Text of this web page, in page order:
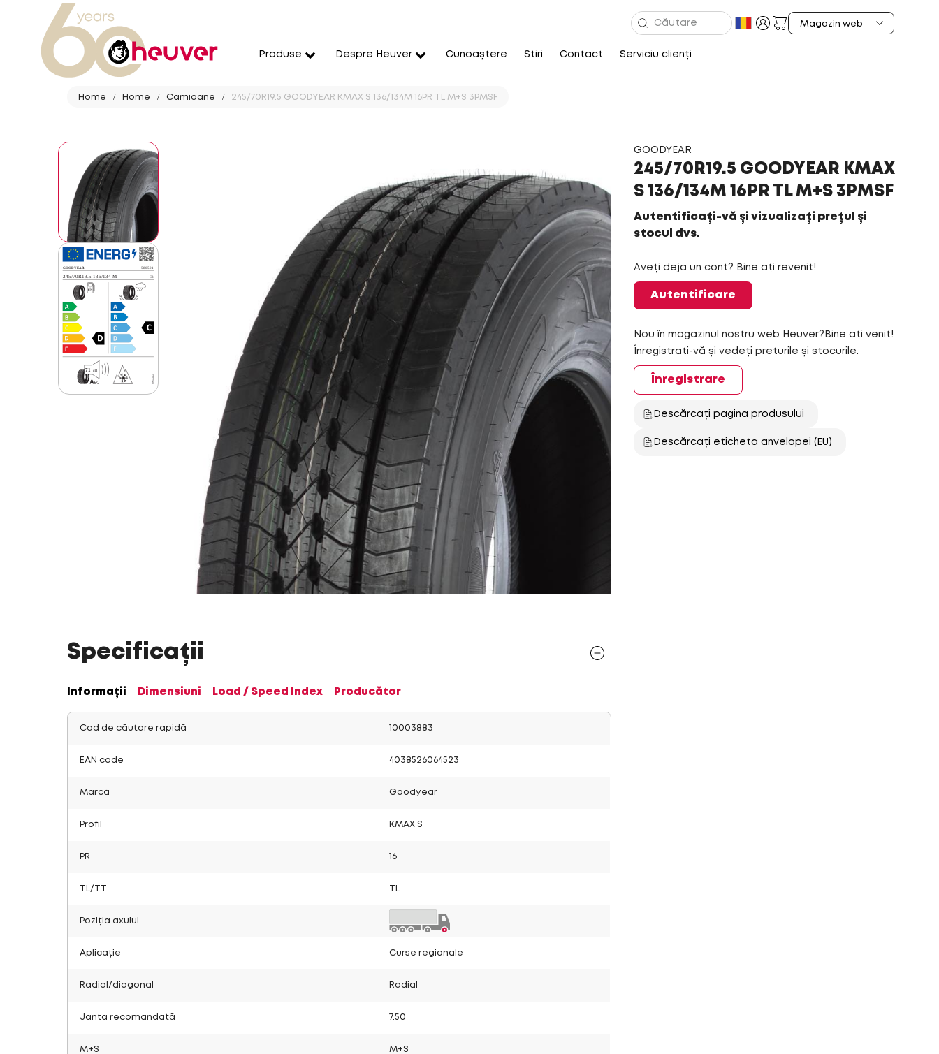
Produse Despre Heuver Cunoaștere Stiri Contact Serviciu clienți
Home Home Camioane 245/70R19.5 GOODYEAR KMAX S 136/134M 16PR TL M+S 3PMSF
GOODYEAR
245/70R19.5 GOODYEAR KMAX
S 136/134M 16PR TL M+S 3PMSF
Autentificați-vă și vizualizați prețul și
stocul dvs.
Aveți deja un cont? Bine ați revenit!
Autentificare
Nou în magazinul nostru web Heuver?Bine ați venit!
Înregistrați-vă și vedeți prețurile și stocurile.
Înregistrare
Descărcați pagina produsului
Descărcați eticheta anvelopei (EU)
Specificații
Informații Dimensiuni Load / Speed Index Producător
Cod de căutare rapidă 10003883
EAN code 4038526064523
Marcă Goodyear
Profil KMAX S
PR 16
TL/TT
Poziția axului
Aplicație Curse regionale
Radial/diagonal Radial
Janta recomandată 7.50
M+S M+S